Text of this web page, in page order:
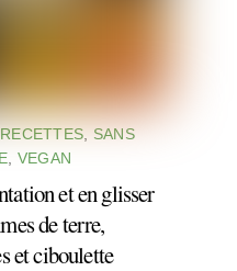
RECETTES
SANS
VEGAN
et en glisser
de terre,
et ciboulette